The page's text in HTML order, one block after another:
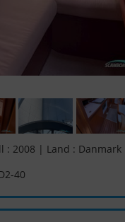
: 2008 | Land : Danmark
40